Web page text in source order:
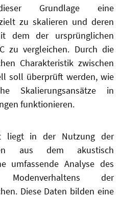
Grundlage eine
zu skalieren und deren
dem der ursprünglichen
zu vergleichen. Durch die
Charakteristik zwischen
soll überprüft werden, wie
Skalierungsansätze in
funktionieren.
liegt in der Nutzung der
aus dem akustisch
umfassende Analyse des
der
Diese Daten bilden eine